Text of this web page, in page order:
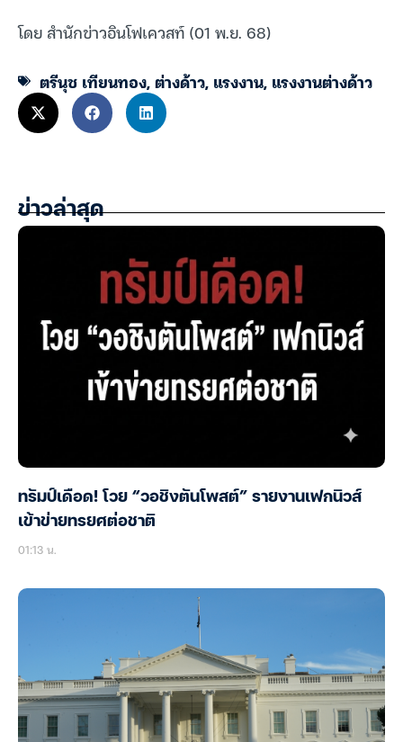
โดย สำนักข่าวอินโฟเควสท์ (01 พ.ย. 68)
ตรีนุช เทียนทอง,ต่างด้าว, แรงงาน, แรงงานต่างด้าว
ข่าวล่าสุด
ทรัมป์เดือด! โวย “วอชิงตันโพสต์” รายงานเฟกนิวส์
เข้าข่ายทรยศต่อชาติ
01:13 น.